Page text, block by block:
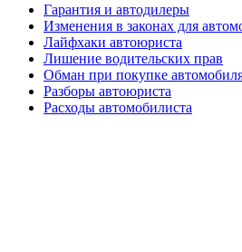
Гарантия и автодилеры
Изменения в законах для
Лайфхаки автоюриста
Лишение водительских прав
Обман при покупке
Разборы автоюриста
Расходы автомобилиста